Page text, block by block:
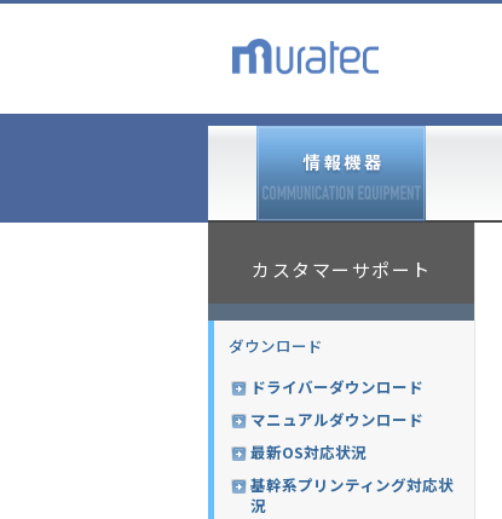
カスタマーサポート
ダウンロード
ドライバーダウンロード
マニュアルダウンロード
最新OS対応状況
基幹系プリンティング対応状
況